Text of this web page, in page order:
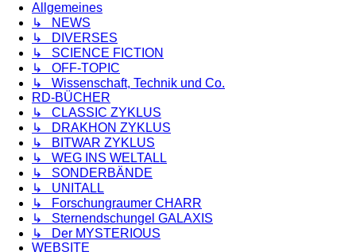
Allgemeines
↳ NEWS
↳ DIVERSES
↳ SCIENCE FICTION
↳ OFF-TOPIC
↳ Wissenschaft, Technik und Co.
RD-BÜCHER
↳ CLASSIC ZYKLUS
↳ DRAKHON ZYKLUS
↳ BITWAR ZYKLUS
↳ WEG INS WELTALL
↳ SONDERBÄNDE
↳ UNITALL
↳ Forschungraumer CHARR
↳ Sternendschungel GALAXIS
↳ Der MYSTERIOUS
WEBSITE